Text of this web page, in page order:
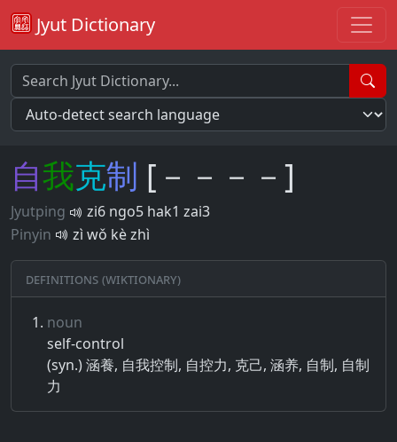
Jyut Dictionary
自我克制 [－－－－]
Jyutping
zi6 ngo5 hak1 zai3
Pinyin
zì wǒ kè zhì
Definitions (Wiktionary)
noun
self-control
(syn.) 涵養, 自我控制, 自控力, 克己, 涵养, 自制, 自制
力